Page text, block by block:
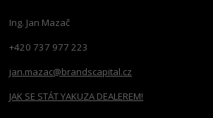
Ing. Jan Mazač
+420 737 977 223
jan.mazac@brandscapital.cz
JAK SE STÁT YAKUZA DEALEREM!